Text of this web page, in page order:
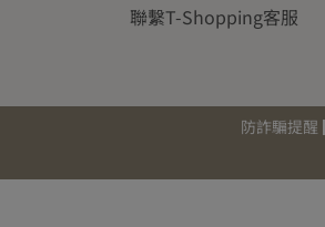
聯繫T-Shopping客服
防詐騙提醒